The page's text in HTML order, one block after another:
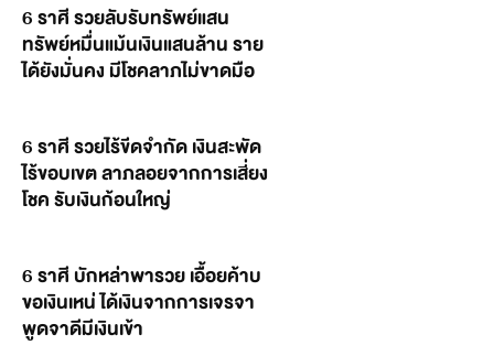
6 ราศี รวยลับรับทรัพย์แสน
ทรัพย์หมื่นแม้นเงินแสนล้าน ราย
ได้ยังมั่นคง มีโชคลาภไม่ขาดมือ
6 ราศี รวยไร้ขีดจำกัด เงินสะพัด
ไร้ขอบเขต ลาภลอยจากการเสี่ยง
โชค รับเงินก้อนใหญ่
6 ราศี บักหล่าพารวย เอื้อยค้าบ
ขอเงินเหน่ ได้เงินจากการเจรจา
พูดจาดีมีเงินเข้า